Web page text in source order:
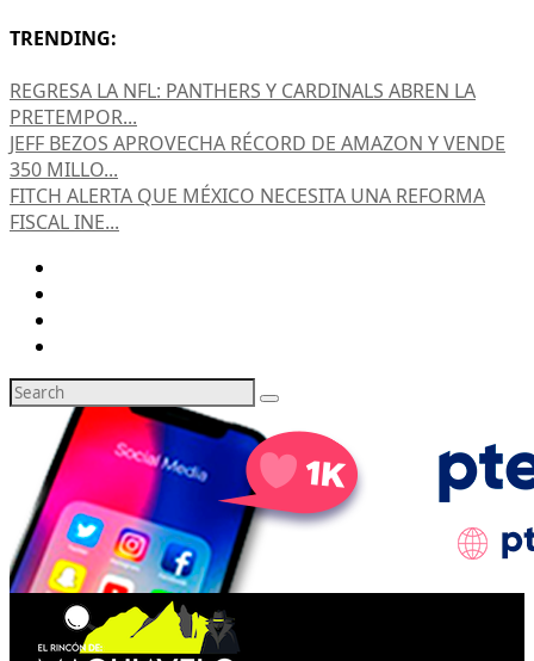
TRENDING:
REGRESA LA NFL: PANTHERS Y CARDINALS ABREN LA
PRETEMPOR...
JEFF BEZOS APROVECHA RÉCORD DE AMAZON Y VENDE
350 MILLO...
FITCH ALERTA QUE MÉXICO NECESITA UNA REFORMA
FISCAL INE...